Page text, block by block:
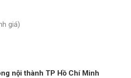
giá)
nội thành TP Hồ Chí Minh